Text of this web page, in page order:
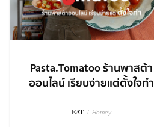
Pasta.Tomatoo ร้านพาสต้า
ออนไลน์ เรียบง่ายแต่ตั้งใจทำ
EAT / Homey